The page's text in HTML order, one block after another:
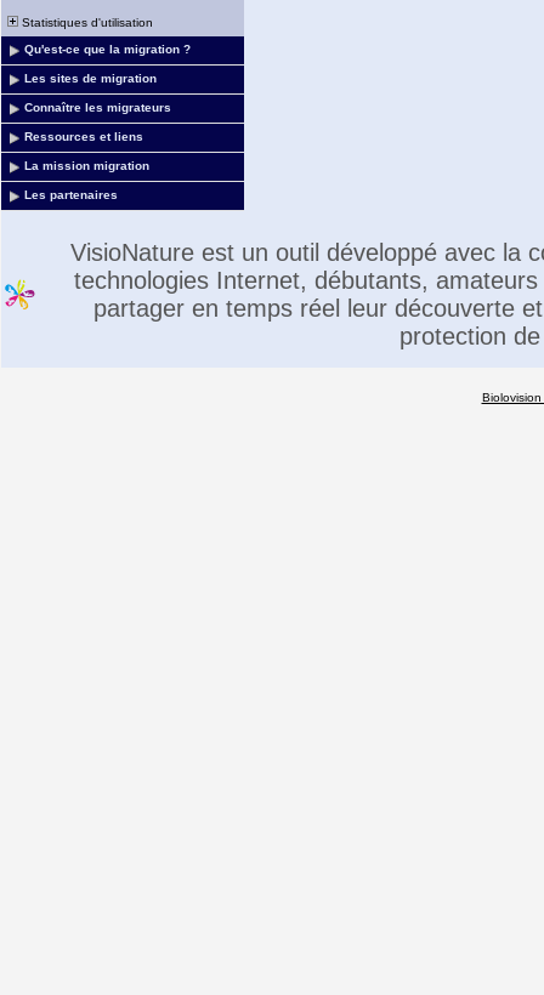
Statistiques d'utilisation
Qu'est-ce que la migration ?
Les sites de migration
Connaître les migrateurs
Ressources et liens
La mission migration
Les partenaires
VisioNature est un outil développé avec la
technologies Internet, débutants,
partager en temps réel leur découverte
protection
Biolovision